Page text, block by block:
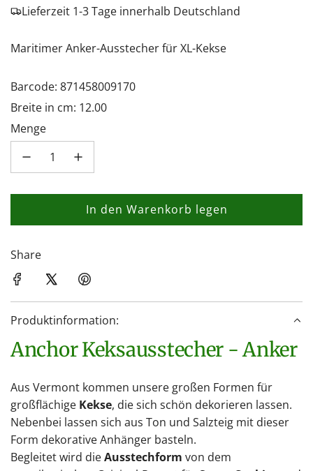
Lieferzeit 1-3 Tage innerhalb Deutschland
Maritimer Anker-Ausstecher für XL-Kekse
Barcode: 871458009170
Breite in cm: 12.00
Menge
In den Warenkorb legen
L
.
Share
Produktinformation:
Anchor Keksausstecher - Anker
Aus Vermont kommen unsere großen Formen für
großflächige Kekse, die sich schön dekorieren lassen.
Nebenbei lassen sich aus Ton und Salzteig mit dieser
Form dekorative Anhänger basteln.
Begleitet wird dieAusstechform von dem